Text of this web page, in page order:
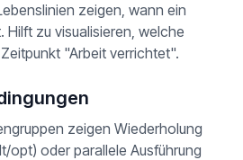
zeigen, wann ein
Hilft zu visualisieren, welche
"Arbeit verrichtet".
zeigen Wiederholung
opt) oder parallele Ausführung